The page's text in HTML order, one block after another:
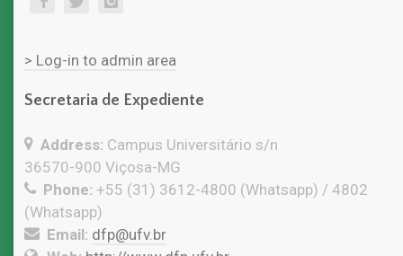
> Log-in to admin area
Secretaria de Expediente
Address: Campus Universitário s/n
36570-900 Viçosa-MG
Phone: +55 (31) 3612-4800 (Whatsapp) / 4802
(Whatsapp)
Email: dfp@ufv.br